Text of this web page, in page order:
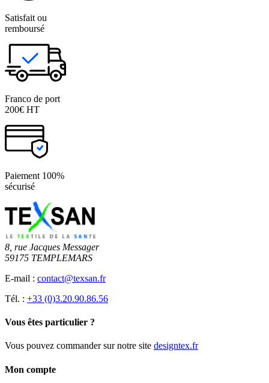
Satisfait ou
remboursé
Franco de port
200€ HT
Paiement 100%
sécurisé
8, rue Jacques Messager
59175 TEMPLEMARS
E-mail : contact@texsan.fr
Tél. : +33 (0)3.20.90.86.56
Vous êtes particulier ?
Vous pouvez commander sur notre site designtex.fr
Mon compte